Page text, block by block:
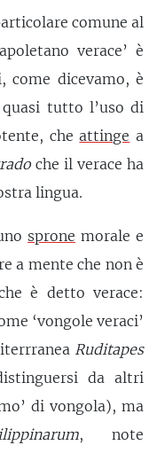
comune al
verace’ è
come dicevamo, è
tutto l’uso di
cheattinge a
che il verace ha
lingua.
sprone morale e
a mente che non è
è detto verace:
‘vongole veraci’
Ruditapes
da altri
di vongola), ma
, note